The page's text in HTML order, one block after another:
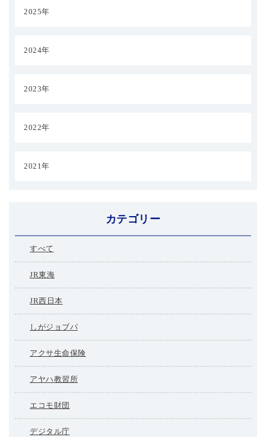
2025年
2024年
2023年
2022年
2021年
カテゴリー
すべて
JR東海
JR西日本
しがジョブパ
アクサ生命保険
アヤハ教習所
エコモ財団
デジタル庁